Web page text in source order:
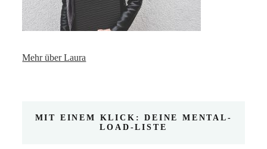
Mehr über Laura
MIT EINEM KLICK: DEINE MENTAL-
LOAD-LISTE